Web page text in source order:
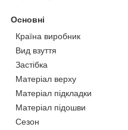
Основні
Країна виробник
Вид взуття
Застібка
Матеріал верху
Матеріал підкладки
Матеріал підошви
Сезон